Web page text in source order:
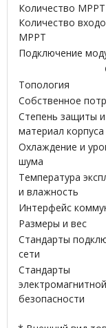
Количество
Количество
MPPT
Подключение
Топология
Собственное
Степень защиты и
материал корпуса
Охлаждение и
шума
Температура
и влажность
Интерфейс
Размеры и вес
Стандарты
сети
Стандарты
электромагнитной
безопасности